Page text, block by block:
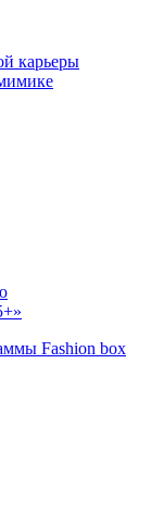
карьеры
Fashion box